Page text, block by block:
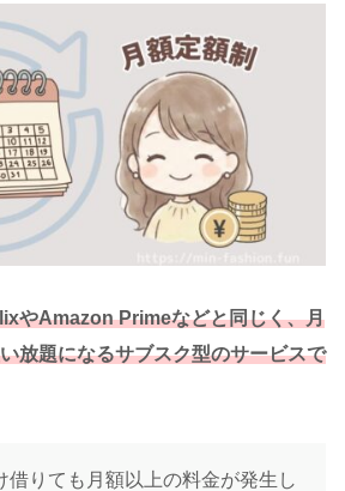
やAmazon Primeなどと同じく、月
放題になるサブスク型のサービスで
借りても月額以上の料金が発生し